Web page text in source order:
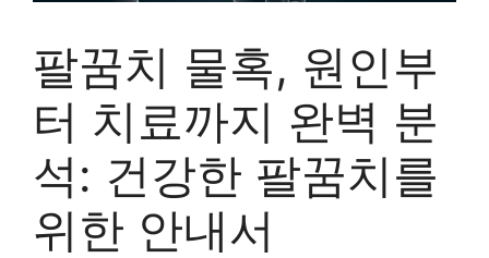
팔꿈치 물혹, 원인부
터 치료까지 완벽 분
석: 건강한 팔꿈치를
위한 안내서